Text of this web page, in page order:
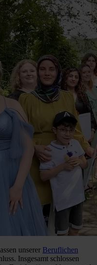
unserer Beruflichen
Insgesamt schlossen